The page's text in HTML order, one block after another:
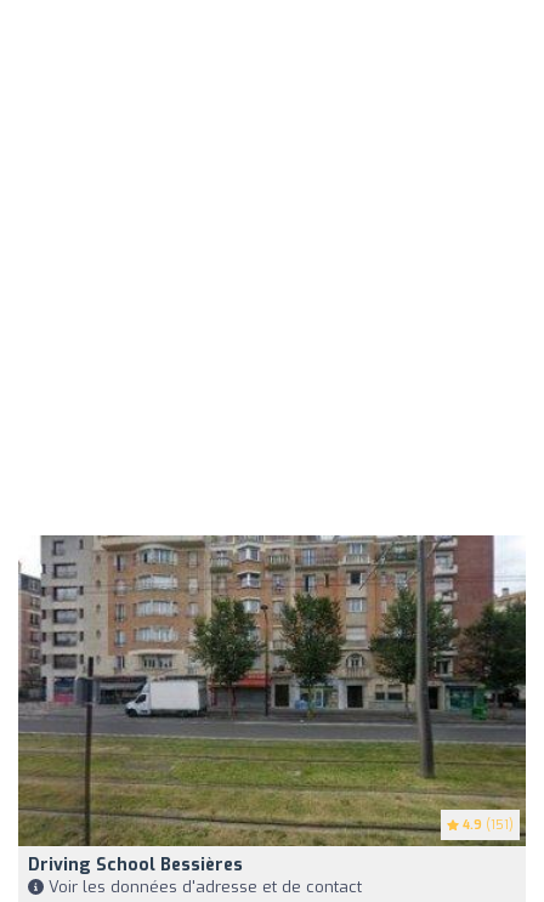
4.9 (151)
Driving School Bessières
Voir les données d'adresse et de contact